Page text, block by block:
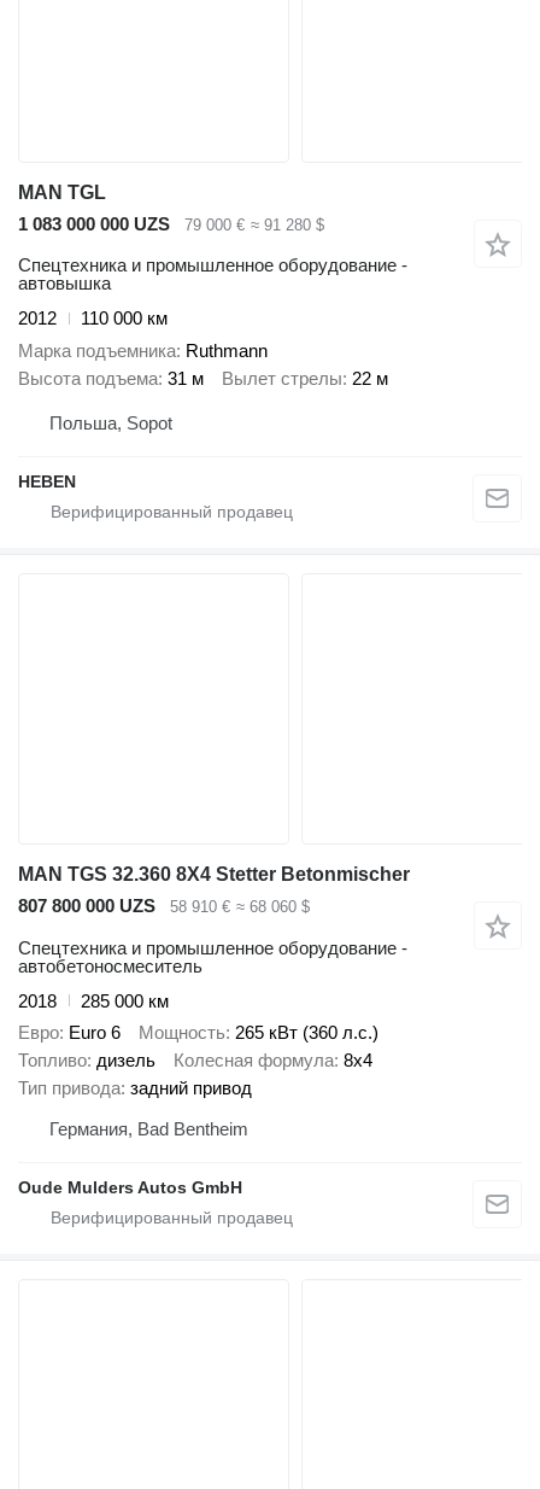
MAN TGL
1 083 000 000 UZS
79 000 € ≈ 91 280 $
Спецтехника и промышленное оборудование -
автовышка
2012
110 000 км
Марка подъемника Ruthmann
Высота подъема 31 м Вылет стрелы 22 м
Польша, Sopot
HEBEN
MAN TGS 32.360 8X4 Stetter Betonmischer
807 800 000 UZS
58 910 € ≈ 68 060 $
Спецтехника и промышленное оборудование -
автобетоносмеситель
2018
285 000 км
Евро Euro 6 Мощность 265 кВт (360 л.с.)
Топливо дизель Колесная формула 8x4
Тип привода задний привод
Германия, Bad Bentheim
Oude Mulders Autos GmbH